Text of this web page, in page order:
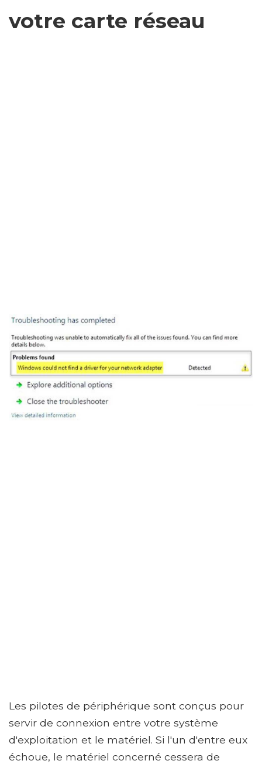
votre carte réseau
Les pilotes de périphérique sont conçus pour
servir de connexion entre votre système
d'exploitation et le matériel. Si l'un d'entre eux
échoue, le matériel concerné cessera de